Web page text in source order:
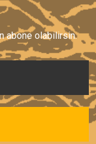
abone olabilirsin.